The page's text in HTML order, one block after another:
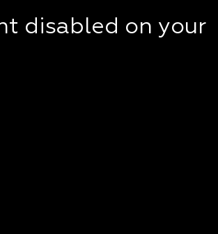
disabled on your